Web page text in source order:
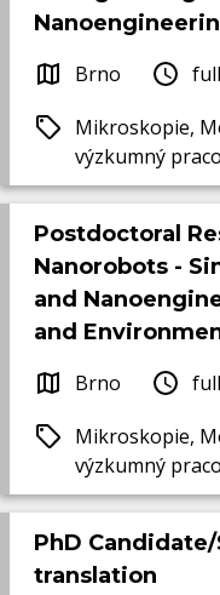
Brno
Mikroskopie,
výzkumný
Postdoctoral
Nanorobots -
and
and
Brno
Mikroskopie,
výzkumný
PhD
translation